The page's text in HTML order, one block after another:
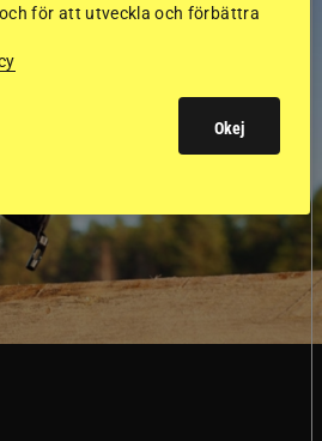
för att utveckla och förbättra
Okej